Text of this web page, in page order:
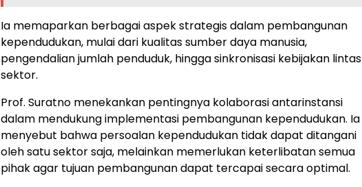
Ia memaparkan berbagai aspek strategis dalam pembangunan
kependudukan, mulai dari kualitas sumber daya manusia,
pengendalian jumlah penduduk, hingga sinkronisasi kebijakan lintas
sektor.
Prof. Suratno menekankan pentingnya kolaborasi antarinstansi
dalam mendukung implementasi pembangunan kependudukan. Ia
menyebut bahwa persoalan kependudukan tidak dapat ditangani
oleh satu sektor saja, melainkan memerlukan keterlibatan semua
pihak agar tujuan pembangunan dapat tercapai secara optimal.